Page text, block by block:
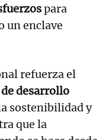
para
un enclave
refuerza el
desarrollo
sostenibilidad y
que la